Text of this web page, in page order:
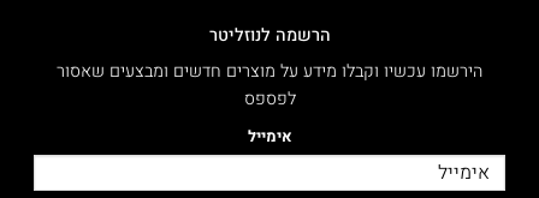
הרשמה לנוזליטר
הירשמו עכשיו וקבלו מידע על מוצרים חדשים ומבצעים שאסור
לפספס
אימייל